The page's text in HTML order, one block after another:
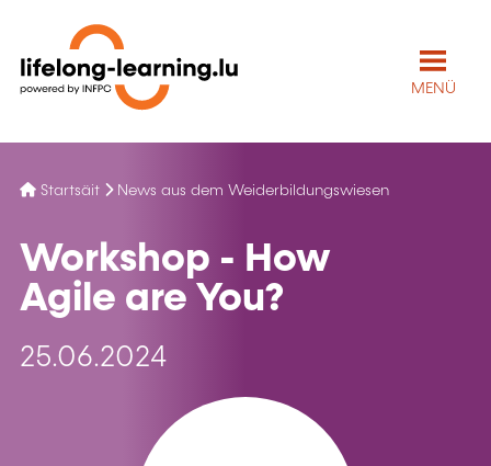
MENÜ
Startsäit News aus dem Weiderbildungswiesen
Workshop - How
Agile are You?
25.06.2024